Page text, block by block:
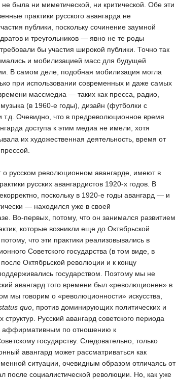
была ни миметической, ни критической. Обе эти
практики русского авангарда не
публики, поскольку сочинение заумной
и треугольников — явно не те роды
бы участия широкой публики. Точно так
и мобилизацией масс для будущей
В самом деле, подобная мобилизация могла
при использовании современных и даже самых
массмедиа — таких как пресса, радио,
(в 1960-е годы), дизайн (футболки с
т.д. Очевидно, что в предреволюционное время
доступа к этим медиа не имели, хотя
их художественная деятельность, время от
о русском революционном авангарде, имеют в
русских авангардистов 1920-х годов. В
поскольку в 1920-е годы авангард — и
— находился уже в своей
Во-первых, потому, что он занимался развитием
которые возникли еще до Октябрьской
что эти практики реализовывались в
Советского государства (в том виде, в
Октябрьской революции и к концу
государством. Поэтому мы не
авангард того времени был «революционен» в
мы говорим о «революционности» искусства,
quo , против доминирующих политических и
структур. Русский авангард советского периода
аффирмативным по отношению к
государству. Следовательно, только
авангард может рассматриваться как
ситуации, очевидным образом отличаясь от
после социалистической революции. Но, как уже